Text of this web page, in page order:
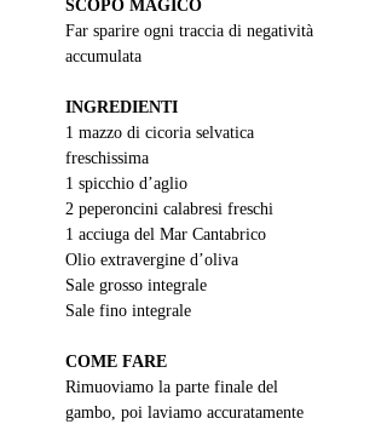
SCOPO MAGICO
Far sparire ogni traccia di negatività
accumulata
INGREDIENTI
1 mazzo di cicoria selvatica
freschissima
1 spicchio d’aglio
2 peperoncini calabresi freschi
1 acciuga del Mar Cantabrico
Olio extravergine d’oliva
Sale grosso integrale
Sale fino integrale
COME FARE
Rimuoviamo la parte finale del
gambo, poi laviamo accuratamente